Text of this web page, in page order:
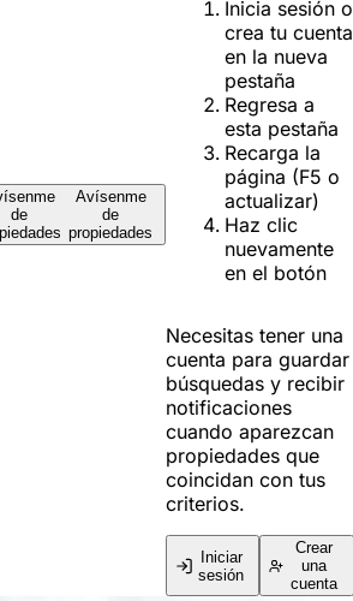
de
Avísenme
de
propiedades
Inicia sesión o
crea tu cuenta
en la nueva
pestaña
Regresa a
esta pestaña
Recarga la
página (F5 o
actualizar)
Haz clic
nuevamente
en el botón
Necesitas tener una
cuenta para guardar
búsquedas y recibir
notificaciones
cuando aparezcan
propiedades que
coincidan con tus
criterios.
Iniciar
sesión
Crear
una
cuenta